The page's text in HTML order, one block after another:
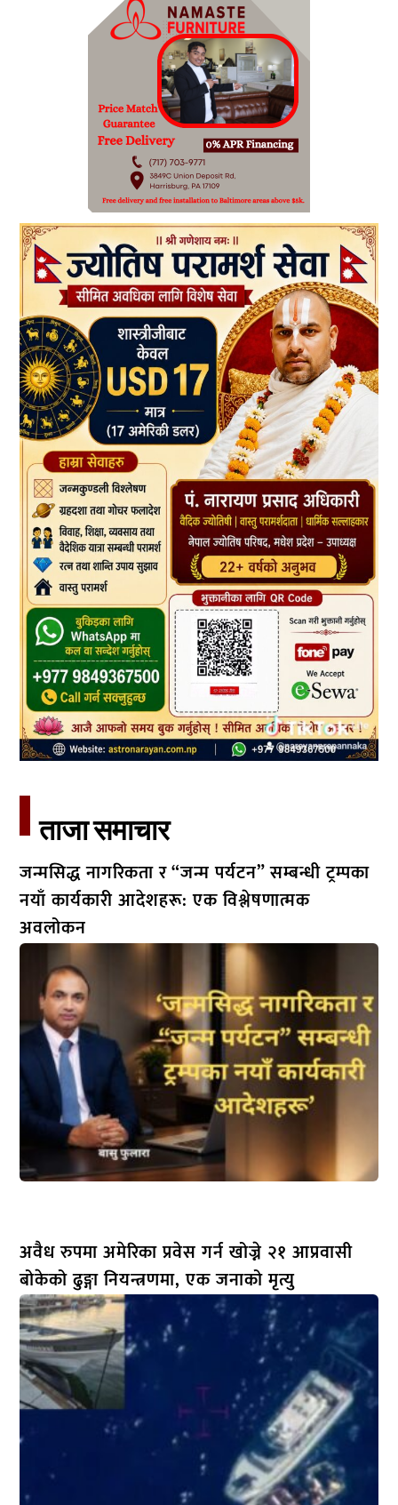
ताजा समाचार​
जन्मसिद्ध नागरिकता र “जन्म पर्यटन” सम्बन्धी ट्रम्पका
नयाँ कार्यकारी आदेशहरू: एक विश्लेषणात्मक
अवलोकन
अवैध रुपमा अमेरिका प्रवेस गर्न खोज्ने २१ आप्रवासी
बोकेको ढुङ्गा नियन्त्रणमा, एक जनाको मृत्यु